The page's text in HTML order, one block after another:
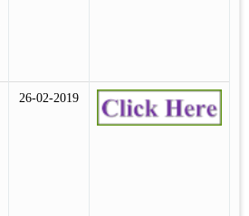
26-02-2019